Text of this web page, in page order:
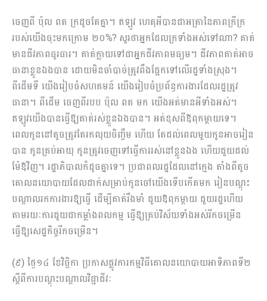
ចេញពី ប៉ុល ពត ក្រដូចតែគ្នា។ ឥឡូវ ហេតុអីបានជាអត្រានៃភាពក្រីក្រ
របស់យើងចុះមកក្រោម ២០%? សួរថាអ្នកដែលក្រទាំងអស់ទៅណា? គាត់
មានជីវភាពធូរធារ។ គាត់ក្លាយទៅជាអ្នកជីវភាពមធ្យម។ ជីវភាពគាត់អាច
ធានាខ្លួនឯងបាន ដោយមិនចាំបាច់ត្រូវពឹងផ្អែកទៅលើរដ្ឋទាំងស្រុង។
ពីដើមទី យើងរៀបចំសហគមន៍ យើងរៀបចំប្រព័ន្ធការងារដែលរដ្ឋត្រូវ
ធានា។ ពីដើម ចេញពីរបប ប៉ុល ពត មក យើងអត់មានអីទាំងអស់។
ឥឡូវយើងបានធ្វើឱ្យគាត់រស់ខ្លួនឯងបាន។ អត់ខុសពីឪពុកម្តាយទេ។
ពេលកូននៅតូចត្រូវតែរកលុយចិញ្ចឹម ហើយ តែដល់ពេលមួយកូនអាចរៀន
បាន កូនគ្រប់អាយុ កូនត្រូវចេញទៅធ្វើការរស់នៅខ្លួនឯង ហើយជួយដល់
ម៉ែឪវិញ។ រដ្ឋាភិបាលក៏ដូចគ្នាទេ។ ប្រជាពលរដ្ឋដែលនៅក្មេង តាំងពីតូច
គោលនយោបាយដែលដាក់សម្រាប់កូនចៅយើងទើបកើតមក រៀនបណ្តុះ
បណ្តាលរកការងារឱ្យធ្វើ ដើម្បីគាត់រឹងមាំ ជួយឪពុកម្តាយ ជួយរដ្ឋហើយ
តាមរយៈការជួយជាកម្លាំងពលកម្ម ធ្វើឱ្យគ្រប់វិស័យទាំងអស់រីកចម្រើន
ធ្វើឱ្យសេដ្ឋកិច្ចរីកចម្រើន។
(៩) ថ្ងៃ១៤ ខែវិច្ឆិកា ប្រកាសផ្លូវការកម្មវិធីគោលនយោបាយអាទិភាពទី២
ស្តីពីការបណ្ដុះបណ្ដាលវិជ្ជាជីវៈ